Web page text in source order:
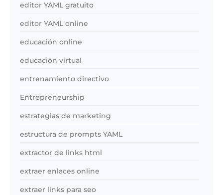
editor YAML gratuito
editor YAML online
educación online
educación virtual
entrenamiento directivo
Entrepreneurship
estrategias de marketing
estructura de prompts YAML
extractor de links html
extraer enlaces online
extraer links para seo